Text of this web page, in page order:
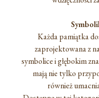
Każda pamiątka
zaprojektowana z
symbolice i głębokim
mają nie tylko
również